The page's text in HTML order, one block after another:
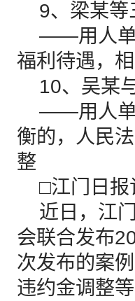
9、梁某等
——用人单
福利待遇，
10、吴某
——用人单
衡的，人民
整
□江门日报
近日，江门
会联合发布
次发布的案
违约金调整